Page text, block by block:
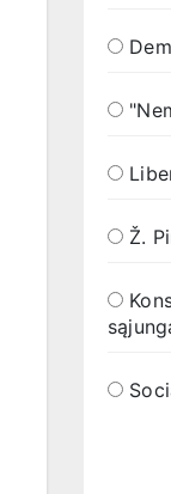
Ž.